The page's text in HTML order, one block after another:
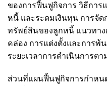
ของการฟื้นฟูกิจการ วิธีการ
หนี้ และระดมเงินทุน การจั
ทรัพย์สินของลูกหนี้ แนวทา
คล่อง การแต่งตั้งและการพ้
ระยะเวลาการดำเนินการต
ส่วนที่แผนฟื้นฟูกิจการกำหน